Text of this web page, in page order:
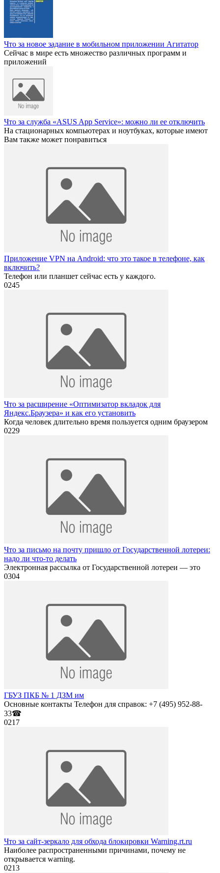
Что за новое задание в мобильном приложении Агитатор
Сейчас в мире есть множество различных программ и
приложений
Что за служба «ASUS App Service»: можно ли ее отключить
На стационарных компьютерах и ноутбуках, которые имеют
Вам также может понравиться
Приложение VPN на Android: что это такое в телефоне, как
включить?
Телефон или планшет сейчас есть у каждого.
0245
Что за расширение «Оптимизатор вкладок для
Яндекс.Браузера» и как его установить
Когда человек длительно время пользуется одним браузером
0229
Что за письмо на почту пришло от Государственной лотереи:
надо ли что-то делать
Электронная рассылка от Государственной лотереи — это
0304
ГБУЗ ПКБ № 1 ДЗМ им
Основные контакты Телефон для справок: +7 (495) 952-88-
33☎
0217
Что за сайт-зеркало для обхода блокировки Warning.rt.ru
Наиболее распространенными причинами, почему не
открывается warning.
0213